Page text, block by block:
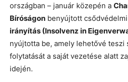
országban – január közepén a
Bíróságon benyújtott
irányítás (Insolvenz in
nyújtotta be, amely lehetővé teszi
folytatását a saját vezetése alatt
idején.